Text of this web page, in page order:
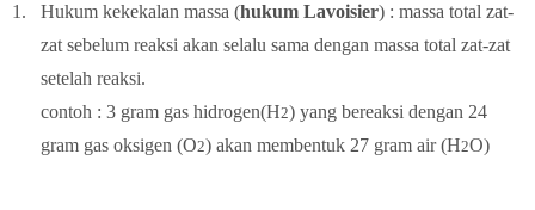
1. Hukum kekekalan massa (hukum Lavoisier) : massa total zat-
zat sebelum reaksi akan selalu sama dengan massa total zat-zat
setelah reaksi.
contoh : 3 gram gas hidrogen(H2) yang bereaksi dengan 24
gram gas oksigen (O2) akan membentuk 27 gram air (H2O)